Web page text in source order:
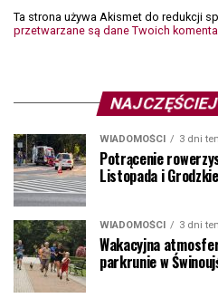
Ta strona używa Akismet do redukcji
przetwarzane są dane Twoich
WIADOMOŚCI 3 dni
Potrącenie
Listopada i
WIADOMOŚCI 3 dni
Wakacyjna
parkrunie w